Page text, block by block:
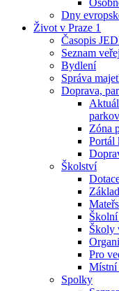
Dny
Život v Praze 1
Časopis
Seznam
Bydlení
Správa
Doprava,
Zóna
Portál
Školství
Školy
Pro
Místní
Spolky